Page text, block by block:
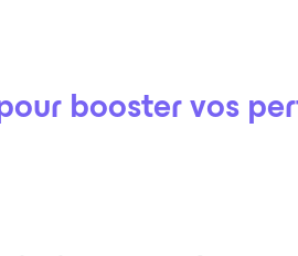
booster vos